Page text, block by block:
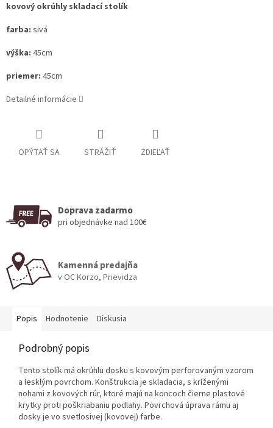
kovový okrúhly skladací stolík
farba: sivá
výška: 45cm
priemer: 45cm
Detailné informácie
OPÝTAŤ SA STRÁŽIŤ ZDIEĽAŤ
Doprava zadarmo
pri objednávke nad 100€
Kamenná predajňa
v OC Korzo, Prievidza
Popis Hodnotenie Diskusia
Podrobný popis
Tento stolík má okrúhlu dosku s kovovým perforovaným vzorom
a lesklým povrchom. Konštrukcia je skladacia, s kríženými
nohami z kovových rúr, ktoré majú na koncoch čierne plastové
krytky proti poškriabaniu podlahy. Povrchová úprava rámu aj
dosky je vo svetlosivej (kovovej) farbe.